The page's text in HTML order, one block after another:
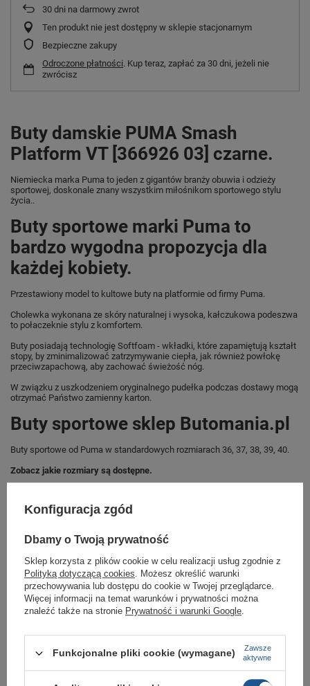
30 dni na darmowy zwrot
Ten produkt nie jest dostępny w sklepie stacjonarnym
Bezpieczne zakupy
Odroczone płatności. Kup teraz, zapłać za 30 dni, jeżeli nie
zwrócisz
Buty damskie PUMA Smash
Platform VT [366926 03] czarne.
Niemiecka marka Puma to jeden z gigantów branży obuwia i odzieży
sportowej, doskonale znany wszystkim miłośnikom sportowego stylu
życia..
Buty sportowe marki Puma to
bardzo wygodna propozycja dla
każdej kobiety.
Przestawiony model to kultowe buty na platformie od firmy Puma.
Cholewka wykonana ze skóry naturalnej i wysoka, kałczukowa podeszwa
to połaczeknie stylu z komfortem.
Buty posiadają technologię Softfoam - wkładki, które zapamiętują kształt
stopy, by zminimalizować zatrzymywanie ciepła, jak również powłokę
przeciwzapachową, aby zachować świeżość nóg.
W związku z uszkodzeniem oryginalnego pudełka podczas dostawy mogą
otrzymać Państwo zamienny karton.
Buty sportowe sklep Butomania.pl
Buty sportowe od Puma w standardowych rozmiarach 36, 37, 38, 39, 40.
Zobacz jakie rozmiary są dostępne.
oryginalny i pochodzi z oficjalnej sieci dystrybucyjnej.
podania przyczyny.,
Marka Puma
Symbol 366926 03
Gwarancja Gwarancja
Konfiguracja zgód
Dbamy o Twoją prywatność
Sklep korzysta z plików cookie w celu realizacji usług zgodnie z
Polityką dotyczącą cookies. Możesz określić warunki
przechowywania lub dostępu do cookie w Twojej przeglądarce.
Więcej informacji na temat warunków i prywatności można
znaleźć także na stronie Prywatność i warunki Google.
Funkcjonalne pliki cookie (wymagane)
Zawsze
aktywne